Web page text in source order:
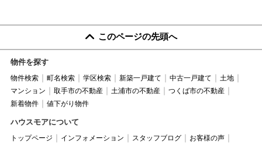
このページの先頭へ
物件を探す
物件検索 町名検索 学区検索 新築一戸建て 中古一戸建て
土地
マンション
取手市の不動産 土浦市の不動産
つくば市の不動産
新着物件
値下がり物件
ハウスモアについて
トップページ インフォメーション スタッフブログ
お客様の声